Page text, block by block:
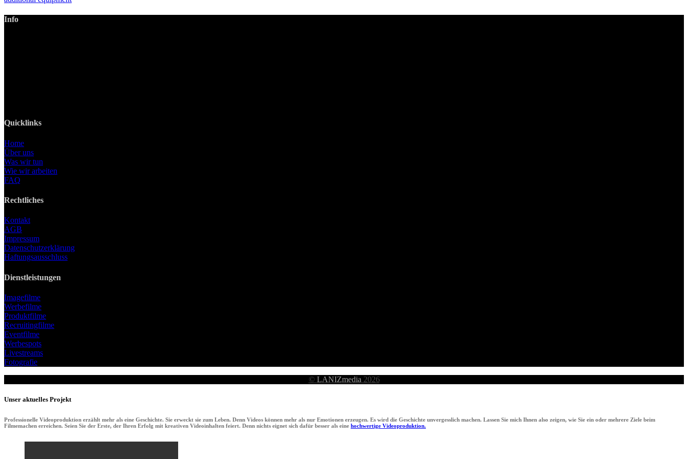
Info
Quicklinks
Home
Über uns
Was wir tun
Wie wir arbeiten
FAQ
Rechtliches
Kontakt
AGB
Impressum
Datenschutzerklärung
Haftungsausschluss
Dienstleistungen
Imagefilme
Werbefilme
Produktfilme
Recruitingfilme
Eventfilme
Werbespots
Livestreams
Fotografie
© LANIZmedia 2026
Unser aktuelles Projekt
Professionelle Videoproduktion erzählt mehr als eine Geschichte. Sie erweckt sie zum Leben. Denn Videos können mehr als nur Emotionen erzeugen. Es wird die Geschichte unvergesslich machen. Lassen Sie mich Ihnen also zeigen, wie Sie ein oder mehrere Ziele beim
Filmemachen erreichen. Seien Sie der Erste, der Ihren Erfolg mit kreativen Videoinhalten feiert. Denn nichts eignet sich dafür besser als eine hochwertige Videoproduktion.